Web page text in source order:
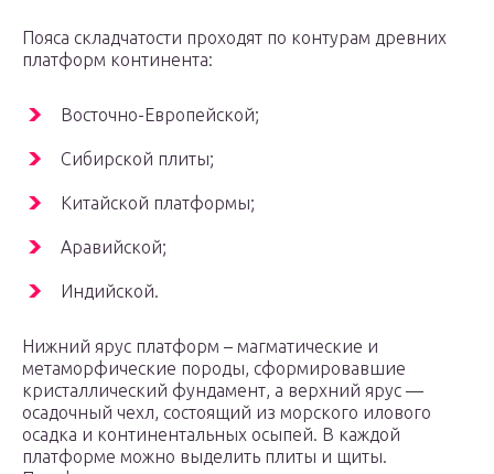
Пояса складчатости проходят по контурам древних
платформ континента:
Восточно-Европейской;
Сибирской плиты;
Китайской платформы;
Аравийской;
Индийской.
Нижний ярус платформ – магматические и
метаморфические породы, сформировавшие
кристаллический фундамент, а верхний ярус —
осадочный чехл, состоящий из морского илового
осадка и континентальных осыпей. В каждой
платформе можно выделить плиты и щиты.